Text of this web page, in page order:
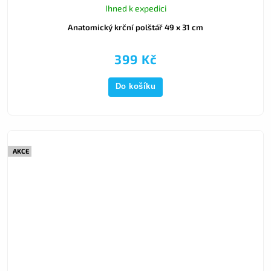
Anatomický krční polštář 49 x 31 cm
Ihned k expedici
399 Kč
Do košíku
AKCE